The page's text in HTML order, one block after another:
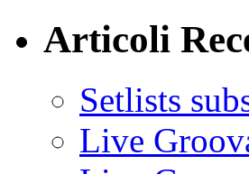
Articoli
Setlists
Live